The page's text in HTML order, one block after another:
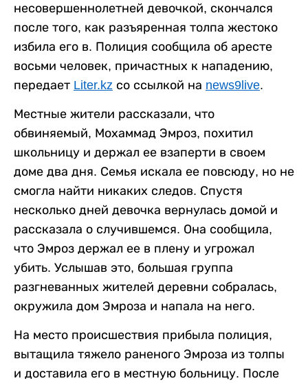
несовершеннолетней девочкой, скончался
после того, как разъяренная толпа жестоко
избила его в. Полиция сообщила об аресте
восьми человек, причастных к нападению,
передает Liter.kz со ссылкой на news9live.
Местные жители рассказали, что
обвиняемый, Мохаммад Эмроз, похитил
школьницу и держал ее взаперти в своем
доме два дня. Семья искала ее повсюду, но не
смогла найти никаких следов. Спустя
несколько дней девочка вернулась домой и
рассказала о случившемся. Она сообщила,
что Эмроз держал ее в плену и угрожал
убить. Услышав это, большая группа
разгневанных жителей деревни собралась,
окружила дом Эмроза и напала на него.
На место происшествия прибыла полиция,
вытащила тяжело раненого Эмроза из толпы
и доставила его в местную больницу. После